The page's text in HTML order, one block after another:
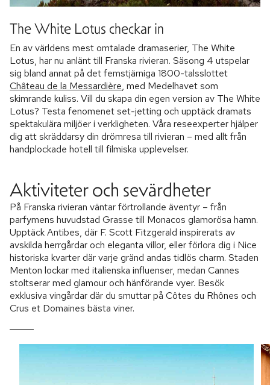
The White Lotus checkar in
En av världens mest omtalade dramaserier, The White
Lotus, har nu anlänt till Franska rivieran. Säsong 4 utspelar
sig bland annat på det femstjärniga 1800-talsslottet
Château de la Messardière, med Medelhavet som
skimrande kuliss. Vill du skapa din egen version av The White
Lotus? Testa fenomenet set-jetting och upptäck dramats
spektakulära miljöer i verkligheten. Våra reseexperter hjälper
dig att skräddarsy din drömresa till rivieran – med allt från
handplockade hotell till filmiska upplevelser.
Aktiviteter och sevärdheter
På Franska rivieran väntar förtrollande äventyr – från
parfymens huvudstad Grasse till Monacos glamorösa hamn.
Upptäck Antibes, där F. Scott Fitzgerald inspirerats av
avskilda herrgårdar och eleganta villor, eller förlora dig i Nice
historiska kvarter där varje gränd andas tidlös charm. Staden
Menton lockar med italienska influenser, medan Cannes
stoltserar med glamour och hänförande vyer. Besök
exklusiva vingårdar där du smuttar på Côtes du Rhônes och
Crus et Domaines bästa viner.